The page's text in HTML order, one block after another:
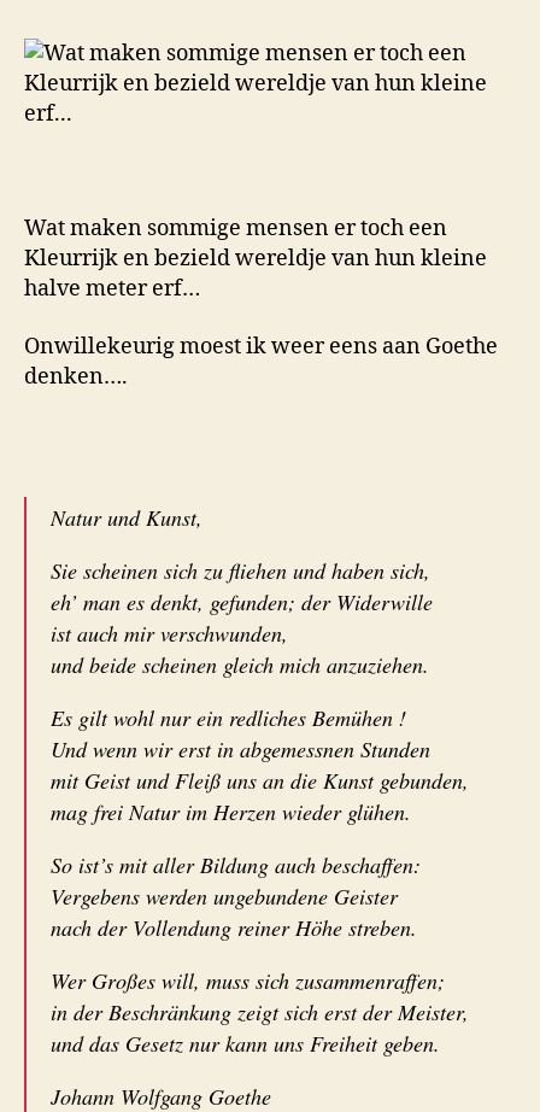
Wat maken sommige mensen er toch een
Kleurrijk en bezield wereldje van hun kleine
halve meter erf…
Onwillekeurig moest ik weer eens aan Goethe
denken….
Natur und Kunst,
Sie scheinen sich zu fliehen und haben sich,
eh’ man es denkt, gefunden; der Widerwille
ist auch mir verschwunden,
und beide scheinen gleich mich anzuziehen.
Es gilt wohl nur ein redliches Bemühen !
Und wenn wir erst in abgemessnen Stunden
mit Geist und Fleiß uns an die Kunst gebunden,
mag frei Natur im Herzen wieder glühen.
So ist’s mit aller Bildung auch beschaffen:
Vergebens werden ungebundene Geister
nach der Vollendung reiner Höhe streben.
Wer Großes will, muss sich zusammenraffen;
in der Beschränkung zeigt sich erst der Meister,
und das Gesetz nur kann uns Freiheit geben.
Johann Wolfgang Goethe